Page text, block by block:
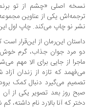
ترجمه‌اش یکی از عناوین
نشر نو چاپ می‌کند. چاپ اول
داستان این‌رمان از این‌قرار
دو مرد جوان جذاب، گرم
ماجرا از جایی برای الا مهم
می‌فهمد که تازه از زندان
تصمیم می‌گیرد دنبال کمک
صبح روز بعد تصویر یکی از آن
دختر که آنا بالارد نام داشته،